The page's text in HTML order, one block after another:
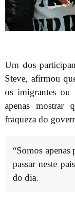
Um dos
Steve, afirmou
os imigrantes ou
apenas mostrar
fraqueza do
“Somos apenas
passar neste
do dia.